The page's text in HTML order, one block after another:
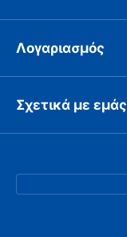
Λογαριασμός
Σχετικά με εμάς